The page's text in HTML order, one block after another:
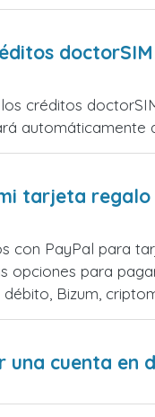
los créditos
automáticamente
tarjeta regalo
con PayPal para
opciones para
Bizum,
una cuenta